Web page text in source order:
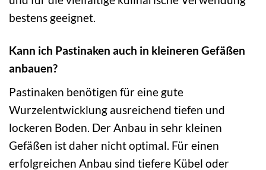
bestens geeignet.
Kann ich Pastinaken auch in kleineren Gefäßen
anbauen?
Pastinaken benötigen für eine gute
Wurzelentwicklung ausreichend tiefen und
lockeren Boden. Der Anbau in sehr kleinen
Gefäßen ist daher nicht optimal. Für einen
erfolgreichen Anbau sind tiefere Kübel oder